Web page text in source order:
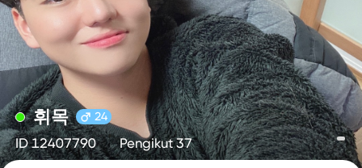
휘목 24
ID 12407790 Pengikut 37